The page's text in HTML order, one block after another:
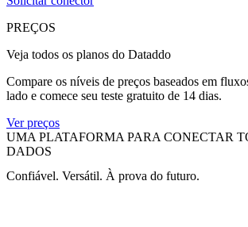
PREÇOS
Veja todos os planos do Dataddo
Compare os níveis de preços baseados em
lado e comece seu teste gratuito de 14 dias.
Ver preços
UMA PLATAFORMA PARA CONECTAR
DADOS
Confiável. Versátil. À prova do futuro.